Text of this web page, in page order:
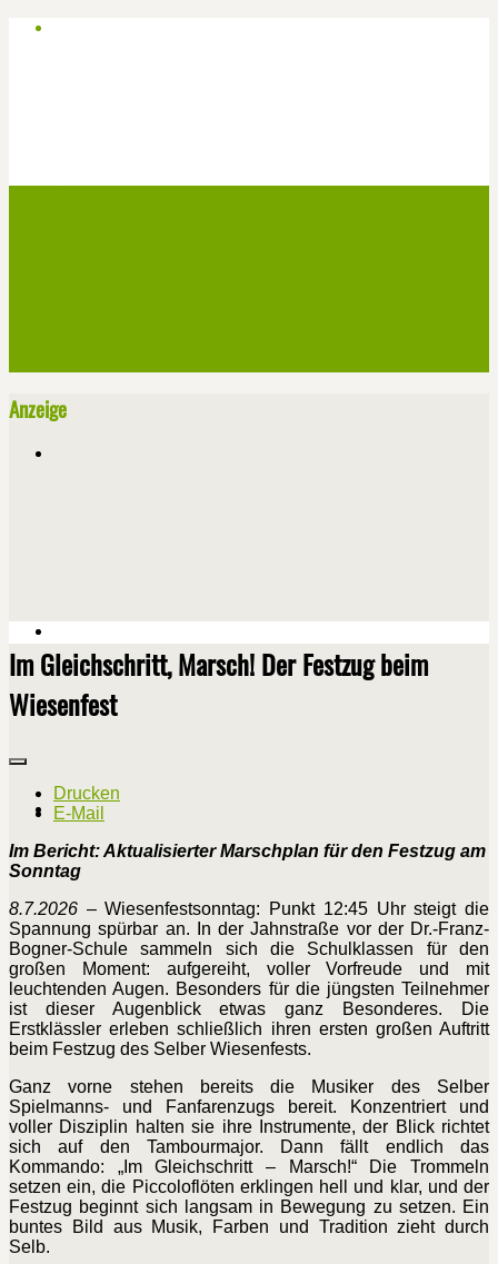
Anzeige
Im Gleichschritt, Marsch! Der Festzug beim
Wiesenfest
Drucken
E-Mail
Im Bericht: Aktualisierter Marschplan für den Festzug am
Sonntag
8.7.2026 – Wiesenfestsonntag: Punkt 12:45 Uhr steigt die
Spannung spürbar an. In der Jahnstraße vor der Dr.-Franz-
Bogner-Schule sammeln sich die Schulklassen für den
großen Moment: aufgereiht, voller Vorfreude und mit
leuchtenden Augen. Besonders für die jüngsten Teilnehmer
ist dieser Augenblick etwas ganz Besonderes. Die
Erstklässler erleben schließlich ihren ersten großen Auftritt
beim Festzug des Selber Wiesenfests.
Ganz vorne stehen bereits die Musiker des Selber
Spielmanns- und Fanfarenzugs bereit. Konzentriert und
voller Disziplin halten sie ihre Instrumente, der Blick richtet
sich auf den Tambourmajor. Dann fällt endlich das
Kommando: „Im Gleichschritt – Marsch!“ Die Trommeln
setzen ein, die Piccoloflöten erklingen hell und klar, und der
Festzug beginnt sich langsam in Bewegung zu setzen. Ein
buntes Bild aus Musik, Farben und Tradition zieht durch
Selb.